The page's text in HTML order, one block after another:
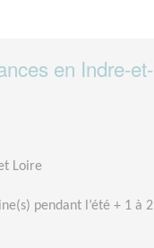
en Indre-et-
Loire
pendant l’été + 1 à 2